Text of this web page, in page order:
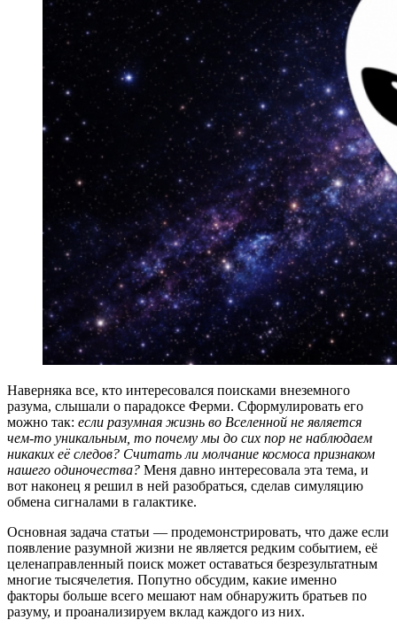
Наверняка все, кто интересовался поисками внеземного
разума, слышали о парадоксе Ферми. Сформулировать его
можно так: если разумная жизнь во Вселенной не является
чем-то уникальным, то почему мы до сих пор не наблюдаем
никаких её следов? Считать ли молчание космоса признаком
нашего одиночества? Меня давно интересовала эта тема, и
вот наконец я решил в ней разобраться, сделав симуляцию
обмена сигналами в галактике.
Основная задача статьи — продемонстрировать, что даже если
появление разумной жизни не является редким событием, её
целенаправленный поиск может оставаться безрезультатным
многие тысячелетия. Попутно обсудим, какие именно
факторы больше всего мешают нам обнаружить братьев по
разуму, и проанализируем вклад каждого из них.